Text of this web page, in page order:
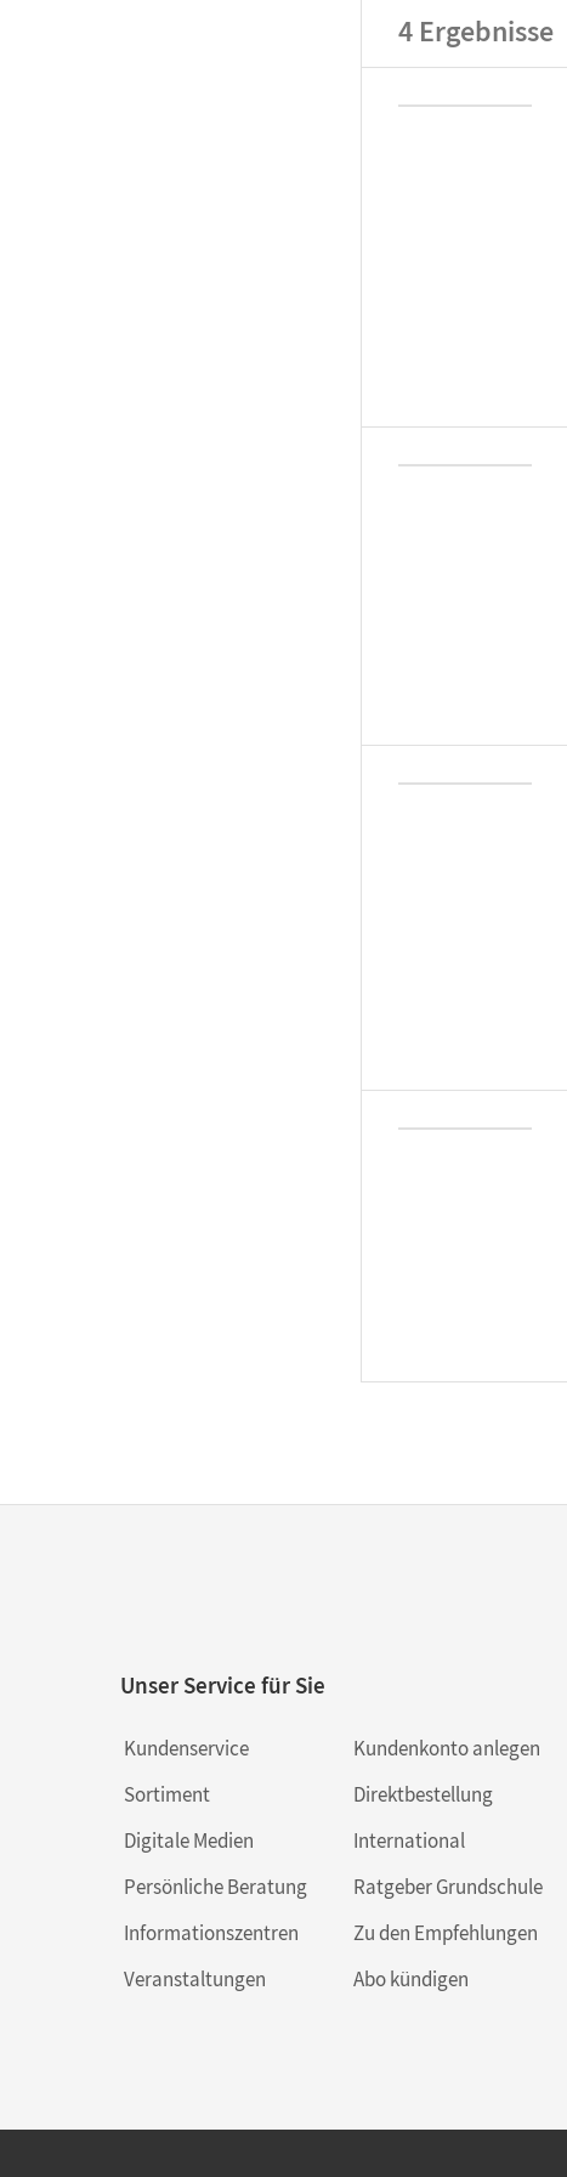
4 Ergebnisse
Unser Service für Sie
Kundenservice
Sortiment
Digitale Medien
Persönliche Beratung
Informationszentren
Veranstaltungen
Kundenkonto anlegen
Direktbestellung
International
Ratgeber Grundschule
Zu den Empfehlungen
Abo kündigen